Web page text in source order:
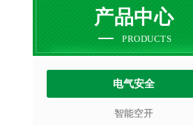
产品中心
PRODUCTS
电气安全
智能空开